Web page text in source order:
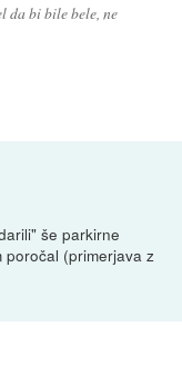
da bi bile bele, ne
še parkirne
(primerjava z